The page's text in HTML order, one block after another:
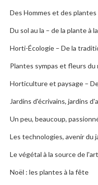
Des Hommes et des
Du sol au la – de la plante à
Horti-Écologie – De la
Plantes sympas et fleurs du
Horticulture et paysage –
Jardins d'écrivains, jardins
Un peu, beaucoup,
Les technologies, avenir du
Le végétal à la source de l'art
Noël : les plantes à la fête